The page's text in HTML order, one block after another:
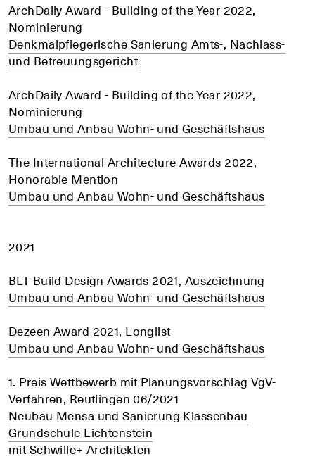
ArchDaily Award - Building of the Year 2022,
Nominierung
Denkmalpflegerische Sanierung Amts-, Nachlass-
und Betreuungsgericht
ArchDaily Award - Building of the Year 2022,
Nominierung
Umbau und Anbau Wohn- und Geschäftshaus
The International Architecture Awards 2022,
Honorable Mention
Umbau und Anbau Wohn- und Geschäftshaus
2021
BLT Build Design Awards 2021, Auszeichnung
Umbau und Anbau Wohn- und Geschäftshaus
Dezeen Award 2021, Longlist
Umbau und Anbau Wohn- und Geschäftshaus
1. Preis Wettbewerb mit Planungsvorschlag VgV-
Verfahren, Reutlingen 06/2021
Neubau Mensa und Sanierung Klassenbau
Grundschule Lichtenstein
mit Schwille+ Architekten